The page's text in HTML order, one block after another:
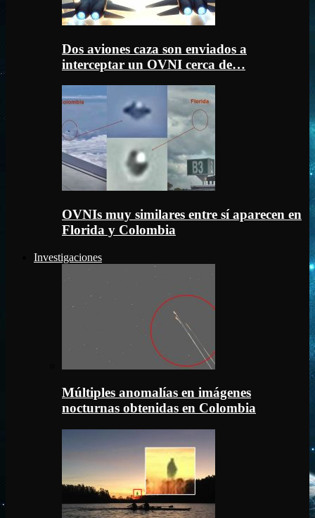
Dos aviones caza son enviados a
interceptar un OVNI cerca de…
OVNIs muy similares entre sí aparecen en
Florida y Colombia
Investigaciones
Múltiples anomalías en imágenes
nocturnas obtenidas en Colombia